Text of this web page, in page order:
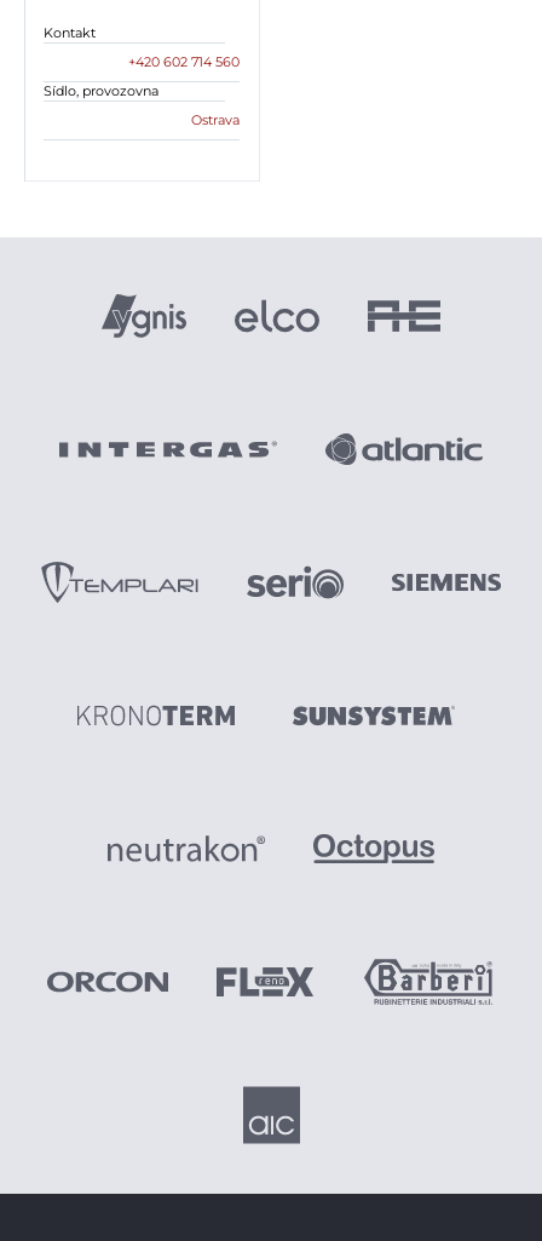
Kontakt
+420 602 714 560
Sídlo, provozovna
Ostrava